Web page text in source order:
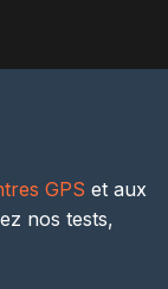
GPS et aux
nos tests,